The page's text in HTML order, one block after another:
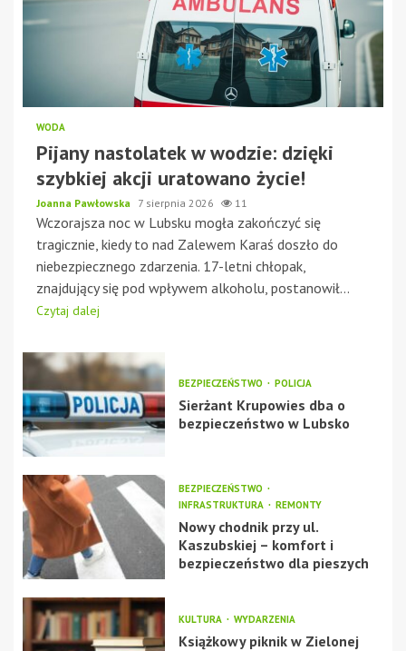
WODA
Pijany nastolatek w wodzie: dzięki
szybkiej akcji uratowano życie!
Joanna Pawłowska 7 sierpnia 2026 11
Wczorajsza noc w Lubsku mogła zakończyć się
tragicznie, kiedy to nad Zalewem Karaś doszło do
niebezpiecznego zdarzenia. 17-letni chłopak,
znajdujący się pod wpływem alkoholu, postanowił...
Czytaj dalej
BEZPIECZEŃSTWO POLICJA
Sierżant Krupowies dba o
bezpieczeństwo w Lubsko
BEZPIECZEŃSTWO
INFRASTRUKTURA
REMONTY
Nowy chodnik przy ul.
Kaszubskiej – komfort i
bezpieczeństwo dla pieszych
KULTURA WYDARZENIA
Książkowy piknik w Zielonej